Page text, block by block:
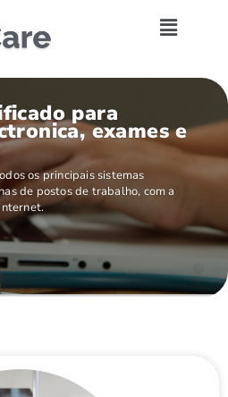
para
exames e
os principais sistemas
de postos de trabalho, com a